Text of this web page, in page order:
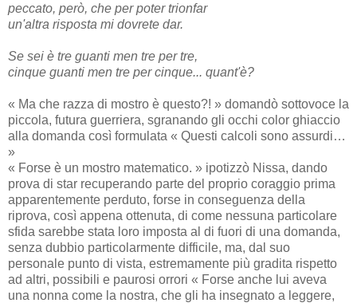
peccato, però, che per poter trionfar
un'altra risposta mi dovrete dar.
Se sei è tre guanti men tre per tre,
cinque guanti men tre per cinque... quant'è?
« Ma che razza di mostro è questo?! » domandò sottovoce la
piccola, futura guerriera, sgranando gli occhi color ghiaccio
alla domanda così formulata « Questi calcoli sono assurdi…
»
« Forse è un mostro matematico. » ipotizzò Nissa, dando
prova di star recuperando parte del proprio coraggio prima
apparentemente perduto, forse in conseguenza della
riprova, così appena ottenuta, di come nessuna particolare
sfida sarebbe stata loro imposta al di fuori di una domanda,
senza dubbio particolarmente difficile, ma, dal suo
personale punto di vista, estremamente più gradita rispetto
ad altri, possibili e paurosi orrori « Forse anche lui aveva
una nonna come la nostra, che gli ha insegnato a leggere,